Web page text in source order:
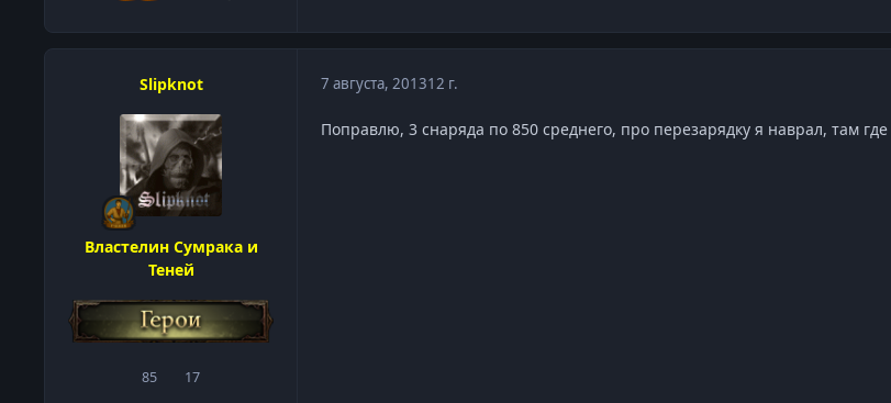
Slipknot
Властелин Сумрака и
Теней
85сообщения
17Репутация
7 августа, 201312 г.
Поправлю, 3 снаряда по 850 среднего, про перезарядку я наврал, там